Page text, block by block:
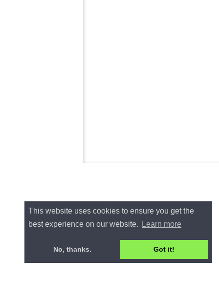
This website uses cookies to ensure you get the
best experience on our website.
Learn more
No, thanks. Got it!